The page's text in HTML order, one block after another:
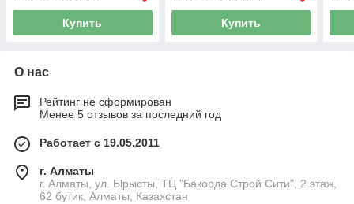
Купить Купить
О нас
Рейтинг не сформирован
Менее 5 отзывов за последний год
Работает с 19.05.2011
г. Алматы
г. Алматы, ул. Ырысты, ТЦ "Бакорда Строй Сити", 2 этаж,
62 бутик, Алматы, Казахстан